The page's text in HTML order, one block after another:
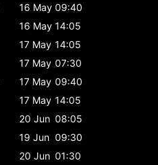
16 May 09:40
16 May 14:05
17 May 14:05
17 May 07:30
17 May 09:40
17 May 14:05
20 Jun 08:05
19 Jun 09:30
20 Jun 01:30